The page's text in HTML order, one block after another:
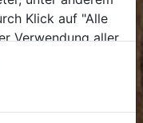
Klick auf "Alle
Verwendung aller
findest du alle
du kannst
du erlauben